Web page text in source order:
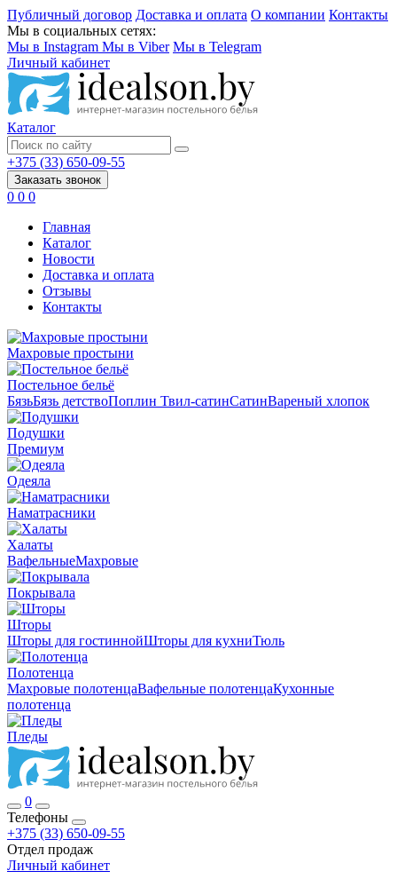
Публичный договор Доставка и оплата О компании Контакты
Мы в социальных сетях:
Мы в Instagram Мы в Viber Мы в Telegram
Личный кабинет
Каталог
+375 (33) 650-09-55
Заказать звонок
0 0 0
Главная
Каталог
Новости
Доставка и оплата
Отзывы
Контакты
Махровые простыни
Постельное бельё
БязьБязь детствоПоплин Твил-сатинСатинВареный хлопок
Подушки
Премиум
Одеяла
Наматрасники
Халаты
ВафельныеМахровые
Покрывала
Шторы
Шторы для гостиннойШторы для кухниТюль
Полотенца
Махровые полотенцаВафельные полотенцаКухонные
полотенца
Пледы
0
Телефоны
+375 (33) 650-09-55
Отдел продаж
Личный кабинет